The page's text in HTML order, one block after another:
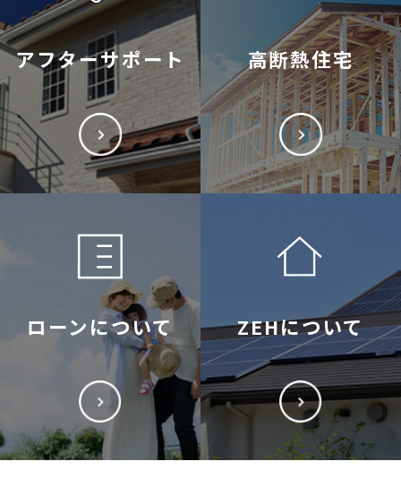
アフターサポート 高断熱住宅
ローンについて ZEHについて